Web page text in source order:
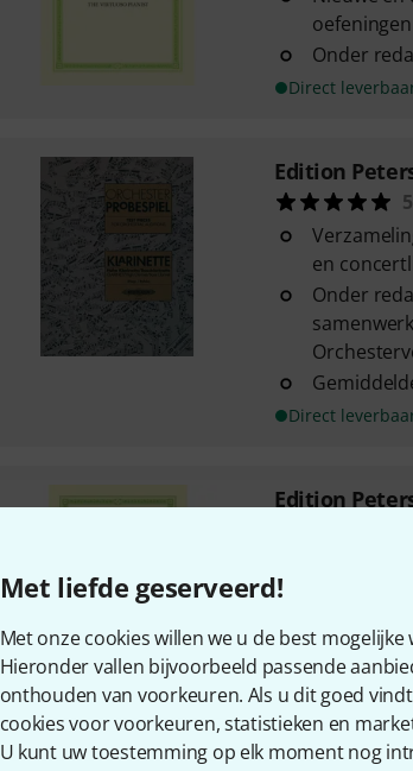
Met liefde geserveerd!
Met onze cookies willen we u de best
Hieronder vallen bijvoorbeeld passende
onthouden van voorkeuren. Als u dit goed
cookies voor voorkeuren, statistieken en
U kunt uw toestemming op elk moment nog
oefeningen
Onder
Direct
Edition
5
en
Onder
Direct
Edition
over
Direct
Edition